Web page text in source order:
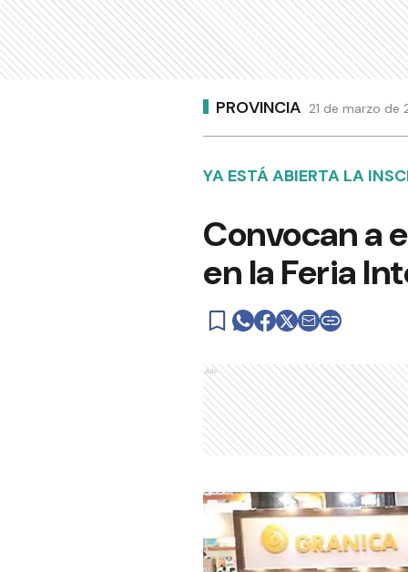
PROVINCIA 21 de marzo de
YA ESTÁ ABIERTA LA
Convocan a
en la Feria
Ads